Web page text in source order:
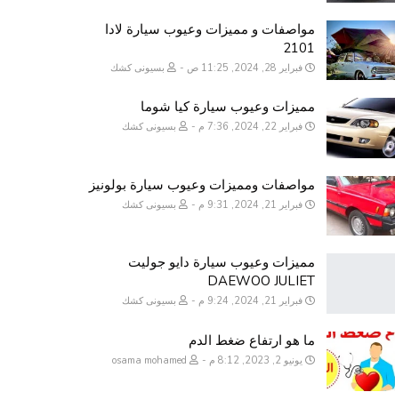
مواصفات و مميزات وعيوب سيارة لادا
2101
فبراير 28, 2024, 11:25 ص بسيونى كشك
مميزات وعيوب سيارة كيا شوما
فبراير 22, 2024, 7:36 م بسيونى كشك
مواصفات ومميزات وعيوب سيارة بولونيز
فبراير 21, 2024, 9:31 م بسيونى كشك
مميزات وعيوب سيارة دايو جوليت
DAEWOO JULIET
فبراير 21, 2024, 9:24 م بسيونى كشك
ما هو ارتفاع ضغط الدم
يونيو 2, 2023, 8:12 م